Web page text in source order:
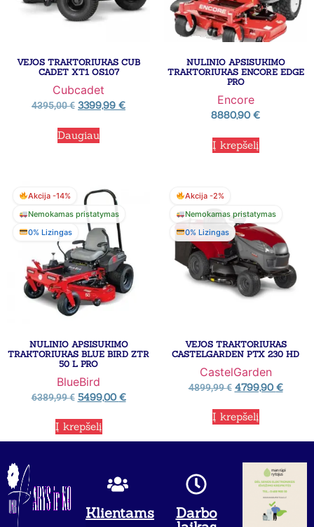
VEJOS TRAKTORIUKAS CUB
CADET XT1 OS107
Cubcadet
4395,00€ 3399,99 €
Daugiau
NULINIO APSISUKIMO
TRAKTORIUKAS ENCORE EDGE
PRO
Encore
8880,90€
Į krepšelį
Akcija -14%
Nemokamas pristatymas
0% Lizingas
NULINIO APSISUKIMO
TRAKTORIUKAS BLUE BIRD ZTR
50 L PRO
BlueBird
6389,99€ 5499,00€
Į krepšelį
Akcija -2%
Nemokamas pristatymas
0% Lizingas
VEJOS TRAKTORIUKAS
CASTELGARDEN PTX 230 HD
CastelGarden
4899,99€ 4799,90€
Į krepšelį
Klientams
Darbo